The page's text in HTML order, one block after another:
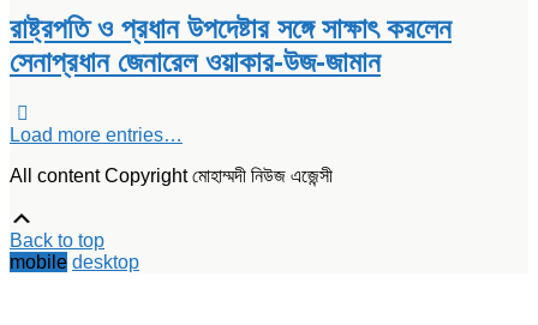
রাষ্ট্রপতি ও প্রধান উপদেষ্টার সঙ্গে সাক্ষাৎ করলেন
সেনাপ্রধান জেনারেল ওয়াকার-উজ-জামান
Load more entries…
All content Copyright মোহাম্মদী নিউজ এজেন্সী
Up
Back to top
mobile desktop